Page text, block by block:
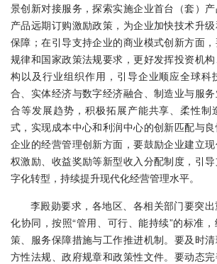
景创新对接服务，探索实施企业首台（套）
产品远期订购激励政策，为企业加快技术升
保障；在引导支持企业的商业模式创新方面
规律和国家政策法规要求，更好发挥投资机
构以及行业组织作用，引导企业顺应全球科
合、实体经济与数字经济融合、制造业与服
合等发展趋势，积极拓展产能共享、柔性制
式，实现成本中心和利润中心的创新匹配与
企业的经营管理创新方面，要鼓励企业建立
权激励、收益奖励等新型收入分配制度，引
字化转型，持续提升现代化经营管理水平。
李殿勋要求， 各地区、各相关部门要突
化协同，按照“管用、可行、能持续”的标准
策、服务保障措施与工作推进机制。要及时
方性法规、政府规章和政策性文件。要动态